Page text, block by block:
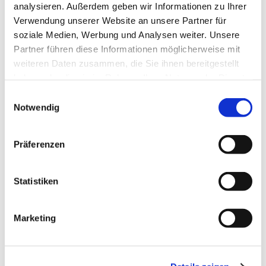
analysieren. Außerdem geben wir Informationen zu Ihrer
Verwendung unserer Website an unsere Partner für
soziale Medien, Werbung und Analysen weiter. Unsere
Partner führen diese Informationen möglicherweise mit
weiteren Daten zusammen, die Sie ihnen bereitgestellt
Notwendig
Präferenzen
Statistiken
Marketing
Dies könnte Sie auch